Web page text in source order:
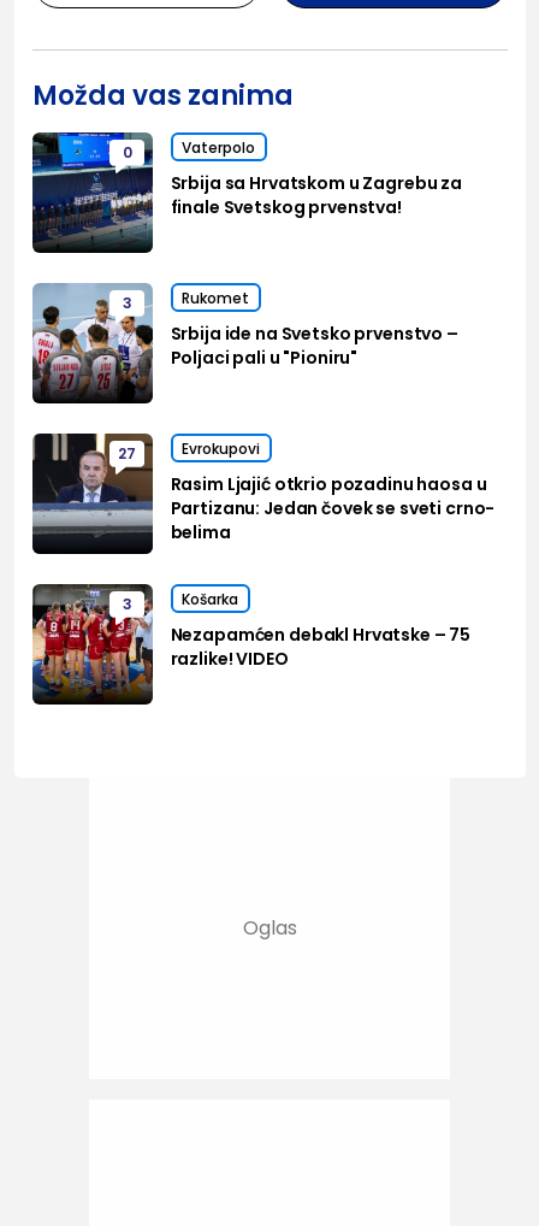
Možda vas zanima
0 Vaterpolo
Srbija sa Hrvatskom u Zagrebu za
finale Svetskog prvenstva!
3 Rukomet
Srbija ide na Svetsko prvenstvo –
Poljaci pali u "Pioniru"
27 Evrokupovi
Rasim Ljajić otkrio pozadinu haosa u
Partizanu: Jedan čovek se sveti crno-
belima
3 Košarka
Nezapamćen debakl Hrvatske – 75
razlike! VIDEO